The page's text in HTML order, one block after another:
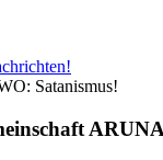
Satanismus!
ARUNA